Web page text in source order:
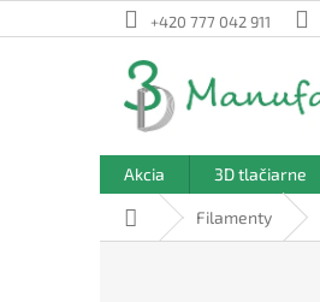
na
+420 777 042 911
Akcia 3D tlačiarne
DomovFilamenty